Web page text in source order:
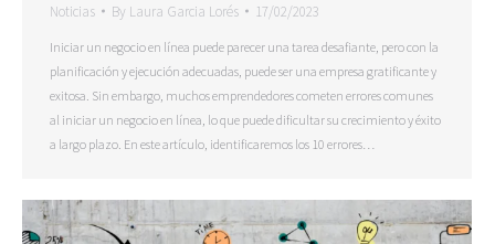
Noticias By Laura Garcia Lorés 17/02/2023
Iniciar un negocio en línea puede parecer una tarea desafiante, pero con la
planificación y ejecución adecuadas, puede ser una empresa gratificante y
exitosa. Sin embargo, muchos emprendedores cometen errores comunes
al iniciar un negocio en línea, lo que puede dificultar su crecimiento y éxito
a largo plazo. En este artículo, identificaremos los 10 errores…